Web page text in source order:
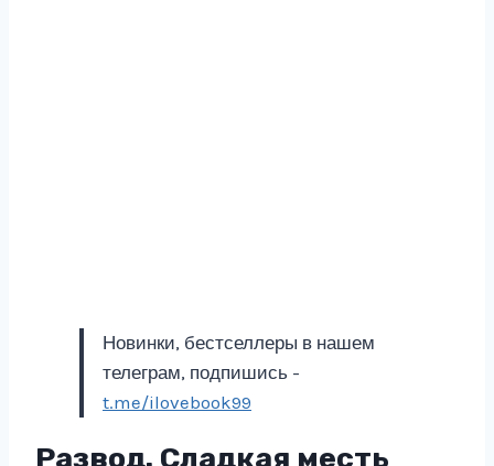
Новинки, бестселлеры в нашем
телеграм, подпишись -
t.me/ilovebook99
Развод. Сладкая месть